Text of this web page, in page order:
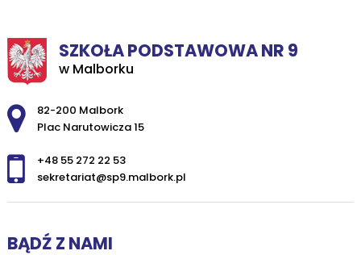
SZKOŁA PODSTAWOWA NR 9
w Malborku
Adres pocztowy:
82-200 Malbork
Plac Narutowicza 15
+48 55 272 22 53
sekretariat@sp9.malbork.pl
BĄDŹ Z NAMI